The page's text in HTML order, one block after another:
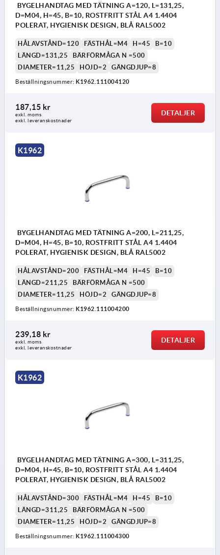
1) Bygelhandtag
BYGELHANDTAG MED TÄTNING A=120, L=131,25,
D=M04, H=45, B=10, ROSTFRITT STÅL A4 1.4404
POLERAT, HYGIENISK DESIGN, BLÅ RAL5002
HÅLAVSTÅND=120 FÄSTHÅL=M4 H=45
B=10
LÄNGD=131,25
BÄRFÖRMÅGA N =500
DIAMETER=11,25
HÖJD=2 GÄNGDJUP=8
Beställningsnummer: K1962.111004120
187,15 kr
exkl. moms
exkl. leveranskostnader
DETALJER
K1962
BYGELHANDTAG MED TÄTNING A=200, L=211,25,
D=M04, H=45, B=10, ROSTFRITT STÅL A4 1.4404
POLERAT, HYGIENISK DESIGN, BLÅ RAL5002
HÅLAVSTÅND=200 FÄSTHÅL=M4 H=45
B=10
LÄNGD=211,25
BÄRFÖRMÅGA N =500
DIAMETER=11,25
HÖJD=2 GÄNGDJUP=8
Beställningsnummer: K1962.111004200
239,18 kr
exkl. moms
exkl. leveranskostnader
DETALJER
K1962
BYGELHANDTAG MED TÄTNING A=300, L=311,25,
D=M04, H=45, B=10, ROSTFRITT STÅL A4 1.4404
POLERAT, HYGIENISK DESIGN, BLÅ RAL5002
HÅLAVSTÅND=300 FÄSTHÅL=M4 H=45
B=10
LÄNGD=311,25
BÄRFÖRMÅGA N =500
DIAMETER=11,25
HÖJD=2 GÄNGDJUP=8
Beställningsnummer: K1962.111004300